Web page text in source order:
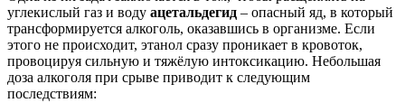
углекислый газ и воду ацетальдегид – опасный яд, в который
трансформируется алкоголь, оказавшись в организме. Если
этого не происходит, этанол сразу проникает в кровоток,
провоцируя сильную и тяжёлую интоксикацию. Небольшая
доза алкоголя при срыве приводит к следующим
последствиям: